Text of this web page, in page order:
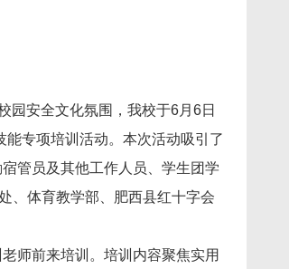
园安全文化氛围，我校于6月6日
专项培训活动。本次活动吸引了
管员及其他工作人员、学生团学
、体育教学部、肥西县红十字会
师前来培训。培训内容聚焦实用